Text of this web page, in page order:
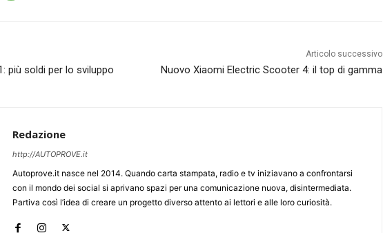
più soldi per lo sviluppo
Articolo successivo
Nuovo Xiaomi Electric Scooter 4: il top di gamma
Redazione
http://AUTOPROVE.it
Autoprove.it nasce nel 2014. Quando carta stampata, radio e tv iniziavano a confrontarsi
con il mondo dei social si aprivano spazi per una comunicazione nuova, disintermediata.
Partiva così l’idea di creare un progetto diverso attento ai lettori e alle loro curiosità.